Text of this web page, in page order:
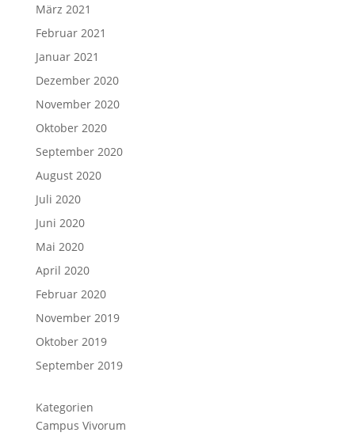
März 2021
Februar 2021
Januar 2021
Dezember 2020
November 2020
Oktober 2020
September 2020
August 2020
Juli 2020
Juni 2020
Mai 2020
April 2020
Februar 2020
November 2019
Oktober 2019
September 2019
Kategorien
Campus Vivorum